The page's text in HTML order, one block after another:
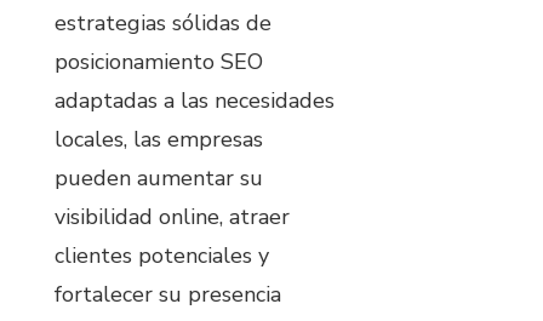
estrategias sólidas de
posicionamiento SEO
adaptadas a las necesidades
locales, las empresas
pueden aumentar su
visibilidad online, atraer
clientes potenciales y
fortalecer su presencia